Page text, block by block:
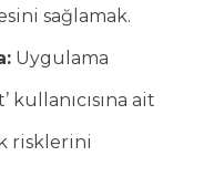
sağlamak.
Uygulama
kullanıcısına ait
risklerini